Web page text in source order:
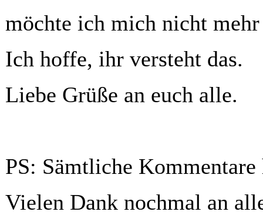
möchte ich mich nicht
Ich hoffe, ihr versteht das.
Liebe Grüße an euch alle.
PS: Sämtliche
Vielen Dank nochmal an